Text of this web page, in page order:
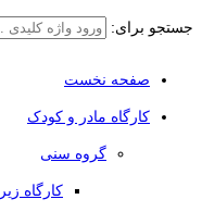
جستجو برای:
صفحه نخست
کارگاه مادر و کودک
گروه سنی
کارگاه زیر 1 سال